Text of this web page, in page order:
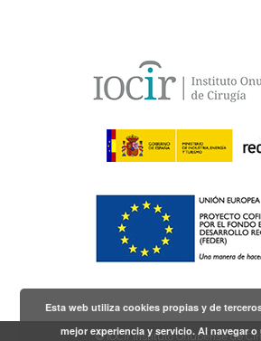
© IOCir Instituto Onubense de
Esta web utiliza cookies propias y de
mejor experiencia y servicio. Al navegar